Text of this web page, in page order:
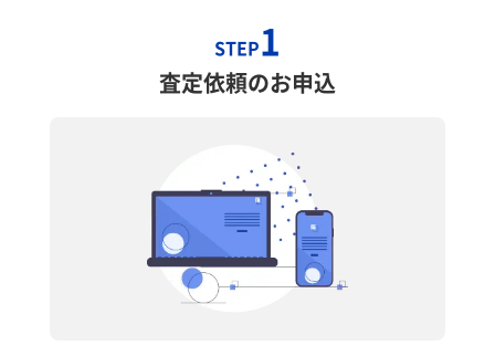
STEP1
査定依頼のお申込